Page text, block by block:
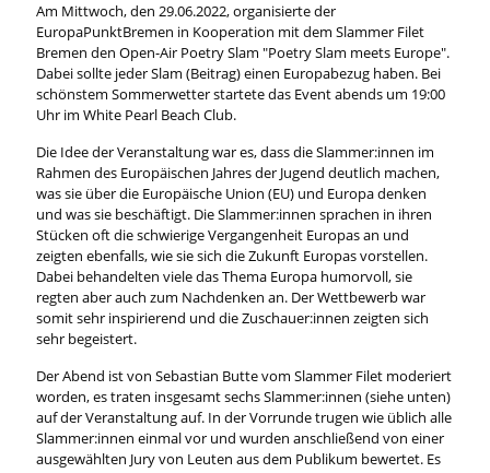
Am Mittwoch, den 29.06.2022, organisierte der
EuropaPunktBremen in Kooperation mit dem Slammer Filet
Bremen den Open-Air Poetry Slam "Poetry Slam meets Europe".
Dabei sollte jeder Slam (Beitrag) einen Europabezug haben. Bei
schönstem Sommerwetter startete das Event abends um 19:00
Uhr im White Pearl Beach Club.
Die Idee der Veranstaltung war es, dass die Slammer:innen im
Rahmen des Europäischen Jahres der Jugend deutlich machen,
was sie über die Europäische Union (EU) und Europa denken
und was sie beschäftigt. Die Slammer:innen sprachen in ihren
Stücken oft die schwierige Vergangenheit Europas an und
zeigten ebenfalls, wie sie sich die Zukunft Europas vorstellen.
Dabei behandelten viele das Thema Europa humorvoll, sie
regten aber auch zum Nachdenken an. Der Wettbewerb war
somit sehr inspirierend und die Zuschauer:innen zeigten sich
sehr begeistert.
Der Abend ist von Sebastian Butte vom Slammer Filet moderiert
worden, es traten insgesamt sechs Slammer:innen (siehe unten)
auf der Veranstaltung auf. In der Vorrunde trugen wie üblich alle
Slammer:innen einmal vor und wurden anschließend von einer
ausgewählten Jury von Leuten aus dem Publikum bewertet. Es